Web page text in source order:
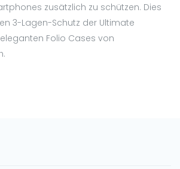
zusätzlich zu schützen. Dies
3-Lagen-Schutz der Ultimate
Folio Cases von